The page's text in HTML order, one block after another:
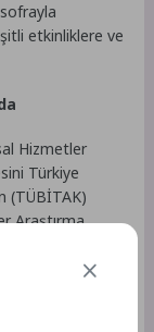
etkinliklere ve
Hizmetler
Türkiye
(TÜBİTAK)
Araştırma
etmek için
Bostanı
ve